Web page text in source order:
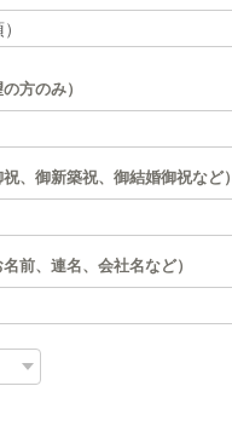
方のみ）
、御新築祝、御結婚御祝など）
前、連名、会社名など）